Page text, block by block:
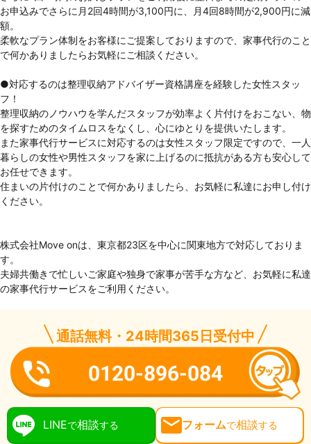
お申込みでさらに月2回4時間が3,100円に、月4回8時間が2,900円に減
額。
柔軟なプラン体制をお客様にご提案しておりますので、家事代行のこと
で何かありましたらお気軽にご相談ください。
●対応するのは整理収納アドバイザー資格講座を経験した女性スタッ
フ！
整理収納のノウハウを学んだスタッフが効率よく片付けをおこない、物
を探すためのタイムロスをなくし、心にゆとりを提供いたします。
また家事代行サービスに対応するのは女性スタッフ限定ですので、一人
暮らしの女性や男性スタッフを家に上げるのに抵抗がある方も安心して
お任せできます。
住まいの片付けのことで何かありましたら、お気軽に私達にお申し付け
ください。
株式会社Move onは、東京都23区を中心に関東地方で対応しておりま
す。
夫婦共働きで忙しいご家庭や独身で家事が苦手な方など、お気軽に私達
の家事代行サービスをご利用ください。
通話無料・24時間365日受付中
0120-896-084
LINEで相談する フォームで相談する